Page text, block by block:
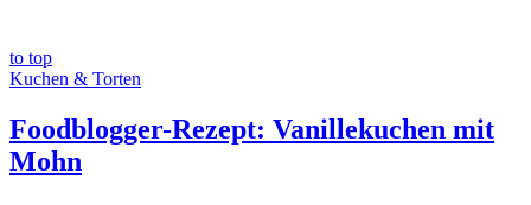
to top
Kuchen & Torten
Foodblogger-Rezept: Vanillekuchen mit
Mohn